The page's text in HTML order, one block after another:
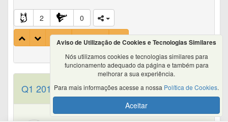
2
0
3
Q1 2019
Aviso de Utilização de Cookies e Tecnologias Similares
Nós utilizamos cookies e tecnologias similares para
funcionamento adequado da página e também para
melhorar a sua experiência.
Para mais informações acesse a nossa Política de Cookies.
Aceitar